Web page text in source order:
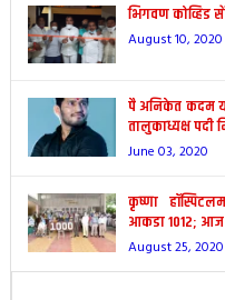
भिगवण कोव्हिड
August 10, 2020
पै अनिकेत कदम
तालुकाध्यक्ष पदी
June 03, 2020
कृष्णा
आकडा 1012; आज
August 25, 2020